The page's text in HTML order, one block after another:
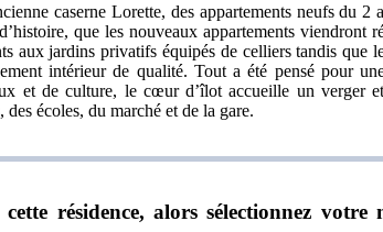
caserne Lorette, des appartements neufs du 2
que les nouveaux appartements viendront
aux jardins privatifs équipés de celliers tandis que
intérieur de qualité. Tout a été pensé pour
et de culture, le cœur d’îlot accueille un
écoles, du marché et de la gare.
résidence, alors sélectionnez